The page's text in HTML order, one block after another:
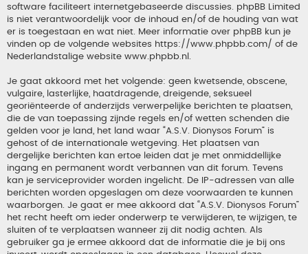
software faciliteert internetgebaseerde discussies. phpBB Limited
is niet verantwoordelijk voor de inhoud en/of de houding van wat
er is toegestaan en wat niet. Meer informatie over phpBB kun je
vinden op de volgende websites https://www.phpbb.com/ of de
Nederlandstalige website www.phpbb.nl
Je gaat akkoord met het volgende: geen kwetsende, obscene,
vulgaire, lasterlijke, haatdragende, dreigende, seksueel
georiënteerde of anderzijds verwerpelijke berichten te plaatsen,
die de van toepassing zijnde regels en/of wetten schenden die
gelden voor je land, het land waar “A.S.V. Dionysos Forum” is
gehost of de internationale wetgeving. Het plaatsen van
dergelijke berichten kan ertoe leiden dat je met onmiddellijke
ingang en permanent wordt verbannen van dit forum. Tevens
kan je serviceprovider worden ingelicht. De IP-adressen van alle
berichten worden opgeslagen om deze voorwaarden te kunnen
waarborgen. Je gaat er mee akkoord dat “A.S.V. Dionysos Forum”
het recht heeft om ieder onderwerp te verwijderen, te wijzigen, te
sluiten of te verplaatsen wanneer zij dit nodig achten. Als
gebruiker ga je ermee akkoord dat de informatie die je bij ons